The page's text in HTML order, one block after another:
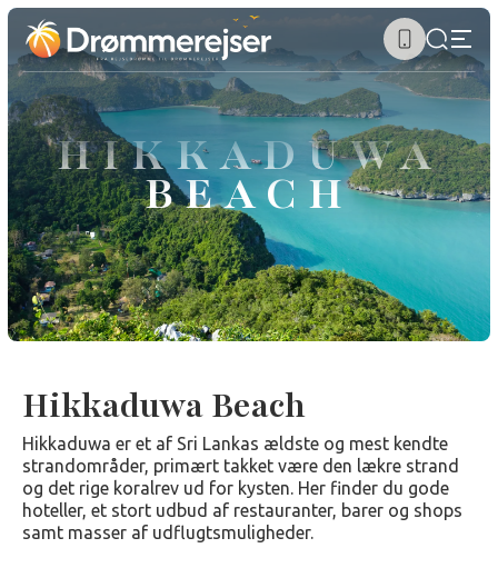
HIKKADUWA
BEACH
Hikkaduwa Beach
Hikkaduwa er et af ​​Sri Lankas ældste og mest kendte
strandområder, primært takket være den lækre strand
og det rige koralrev ud for kysten. Her finder du gode
hoteller, et stort udbud af restauranter, barer og shops
samt masser af udflugtsmuligheder.